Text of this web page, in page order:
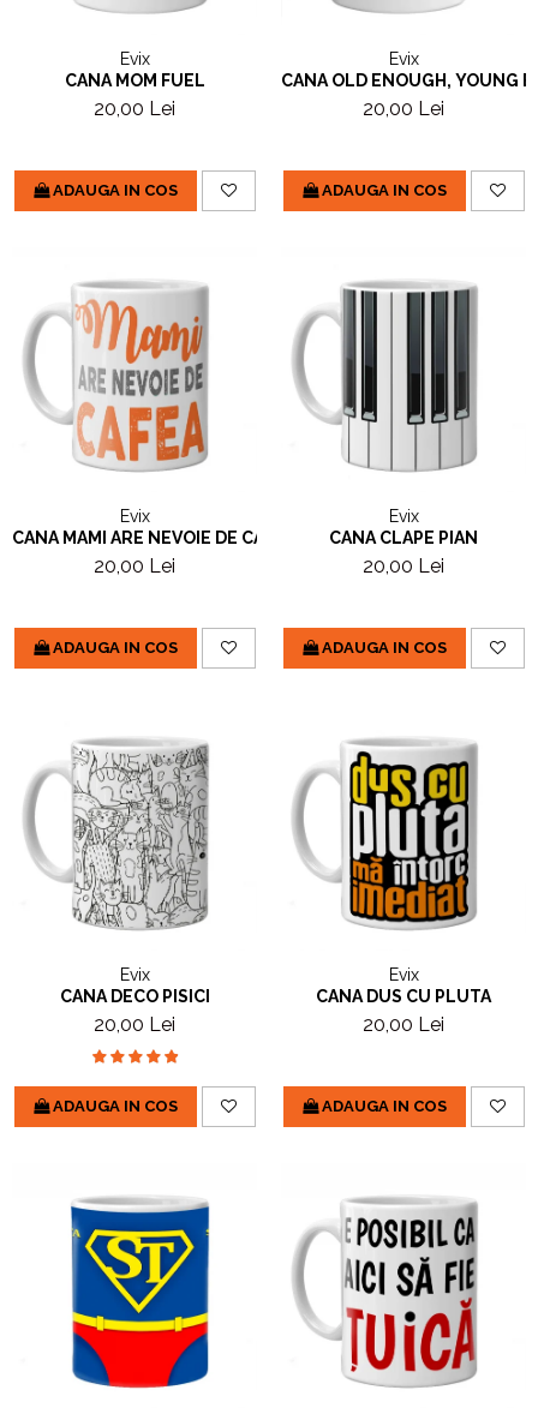
Evix
CANA MOM FUEL
20,00 Lei
ADAUGA IN COS
Evix
CANA OLD ENOUGH, YOUNG
20,00 Lei
ADAUGA IN COS
Evix
CANA MAMI ARE NEVOIE DE CAFEA
20,00 Lei
ADAUGA IN COS
Evix
CANA CLAPE PIAN
20,00 Lei
ADAUGA IN COS
Evix
CANA DECO PISICI
20,00 Lei
ADAUGA IN COS
Evix
CANA DUS CU PLUTA
20,00 Lei
ADAUGA IN COS